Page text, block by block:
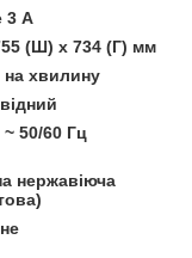
3 А
(Ш) х 734 (Г) мм
на хвилину
50/60 Гц
нержавіюча